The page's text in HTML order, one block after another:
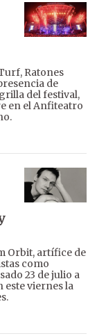
Ratones
de
del festival,
en el Anfiteatro
Orbit, artífice de
como
23 de julio a
este viernes la